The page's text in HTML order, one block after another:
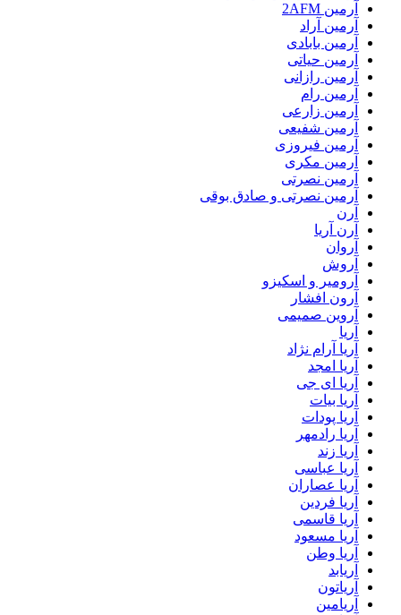
آرمین 2AFM
آرمین آراد
آرمین بابادی
آرمین حیاتی
آرمین رازانی
آرمین رام
آرمین زارعی
آرمین شفیعی
آرمین فیروزی
آرمین مکری
آرمین نصرتی
آرمین نصرتی و صادق بوقی
آرن
آرن آریا
آروان
آروش
آرومیر و اسکیزو
آرون افشار
آروین صمیمی
آریا
آریا آرام نژاد
آریا امجد
آریا ای جی
آریا بیات
آریا پودات
آریا رادمهر
آریا زند
آریا عباسی
آریا عصاران
آریا فردین
آریا قاسمی
آریا مسعود
آریا وطن
آریابد
آریاتون
آریامین